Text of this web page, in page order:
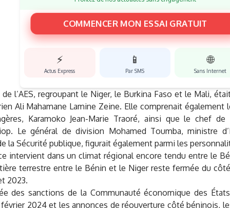
COMMENCER MON ESSAI GRATUIT
⚡
Actus Express
📱
Par SMS
🌐
Sans Internet
l’AES, regroupant le Niger, le Burkina Faso et le Mali,
Ali Mahamane Lamine Zeine. Elle comprenait également
Karamoko Jean-Marie Traoré, ainsi que le chef
Le général de division Mohamed Toumba, ministre
la Sécurité publique, figurait également parmi les
intervient dans un climat régional encore tendu entre le
terrestre entre le Bénin et le Niger reste fermée du
2023.
des sanctions de la Communauté économique des
février 2024 et les annonces de réouverture côté béninois,